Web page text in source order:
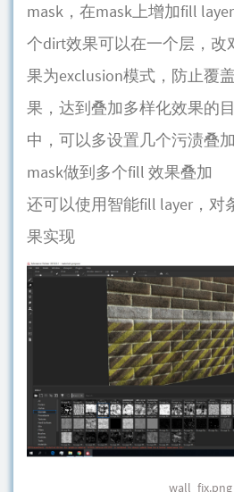
mask，在mask上增加fill
个dirt效果可以在一个层，改
果为exclusion模式，防止覆
果，达到叠加多样化效果的
中，可以多设置几个污渍叠
mask做到多个fill 效果叠加
还可以使用智能fill layer，对
果实现
wall_fix.png